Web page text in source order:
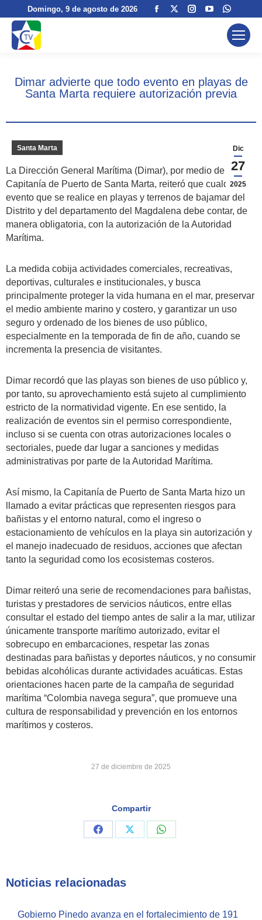
Domingo, 9 de agosto de 2026
Facebook
windowwindow
Instagram
window
YouTube
page
opens
window
page
opens
Dimar advierte que todo evento en playas de
Santa Marta requiere autorización previa
Dic
27
2025
Santa Marta
La Dirección General Marítima (Dimar), por medio de la
Capitanía de Puerto de Santa Marta, reiteró que cualquier
evento que se realice en playas y terrenos de bajamar del
Distrito y del departamento del Magdalena debe contar, de
manera obligatoria, con la autorización de la Autoridad
Marítima.
La medida cobija actividades comerciales, recreativas,
deportivas, culturales e institucionales, y busca
principalmente proteger la vida humana en el mar, preservar
el medio ambiente marino y costero, y garantizar un uso
seguro y ordenado de los bienes de uso público,
especialmente en la temporada de fin de año, cuando se
incrementa la presencia de visitantes.
Dimar recordó que las playas son bienes de uso público y,
por tanto, su aprovechamiento está sujeto al cumplimiento
estricto de la normatividad vigente. En ese sentido, la
realización de eventos sin el permiso correspondiente,
incluso si se cuenta con otras autorizaciones locales o
sectoriales, puede dar lugar a sanciones y medidas
administrativas por parte de la Autoridad Marítima.
Así mismo, la Capitanía de Puerto de Santa Marta hizo un
llamado a evitar prácticas que representen riesgos para
bañistas y el entorno natural, como el ingreso o
estacionamiento de vehículos en la playa sin autorización y
el manejo inadecuado de residuos, acciones que afectan
tanto la seguridad como los ecosistemas costeros.
Dimar reiteró una serie de recomendaciones para bañistas,
turistas y prestadores de servicios náuticos, entre ellas
consultar el estado del tiempo antes de salir a la mar, utilizar
únicamente transporte marítimo autorizado, evitar el
sobrecupo en embarcaciones, respetar las zonas
destinadas para bañistas y deportes náuticos, y no consumir
bebidas alcohólicas durante actividades acuáticas. Estas
orientaciones hacen parte de la campaña de seguridad
marítima “Colombia navega segura”, que promueve una
cultura de responsabilidad y prevención en los entornos
marítimos y costeros.
27 de diciembre de 2025
Compartir
Share
Share
Share
Noticias relacionadas
Gobierno Pinedo avanza en el fortalecimiento de 191